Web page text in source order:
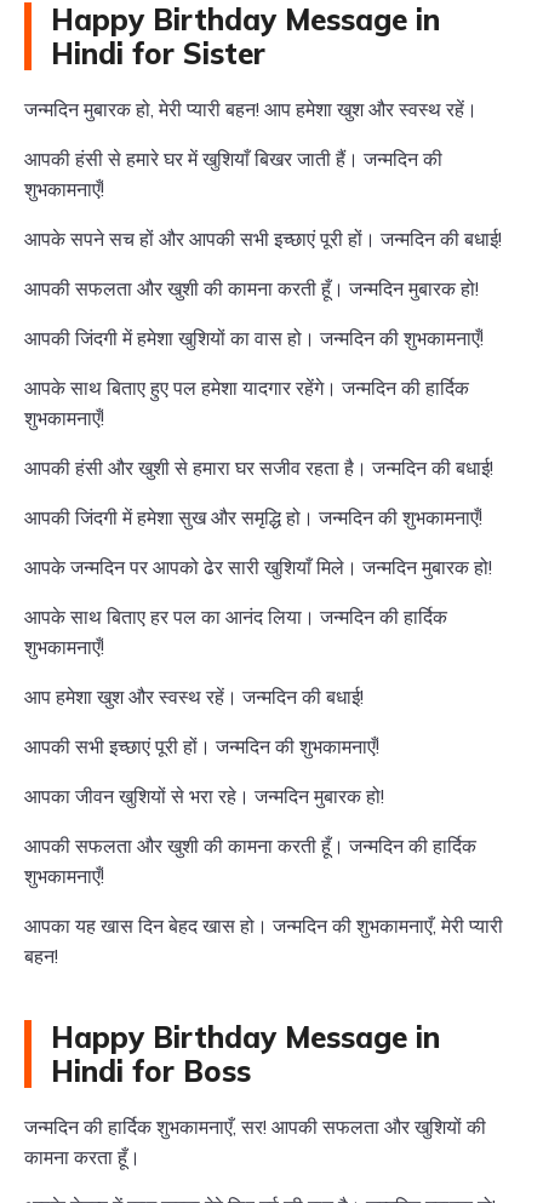
Happy Birthday Message in
Hindi for Sister
जन्मदिन मुबारक हो, मेरी प्यारी बहन! आप हमेशा खुश और स्वस्थ रहें।
आपकी हंसी से हमारे घर में खुशियाँ बिखर जाती हैं। जन्मदिन की
शुभकामनाएँ!
आपके सपने सच हों और आपकी सभी इच्छाएं पूरी हों। जन्मदिन की बधाई!
आपकी सफलता और खुशी की कामना करती हूँ। जन्मदिन मुबारक हो!
आपकी जिंदगी में हमेशा खुशियों का वास हो। जन्मदिन की शुभकामनाएँ!
आपके साथ बिताए हुए पल हमेशा यादगार रहेंगे। जन्मदिन की हार्दिक
शुभकामनाएँ!
आपकी हंसी और खुशी से हमारा घर सजीव रहता है। जन्मदिन की बधाई!
आपकी जिंदगी में हमेशा सुख और समृद्धि हो। जन्मदिन की शुभकामनाएँ!
आपके जन्मदिन पर आपको ढेर सारी खुशियाँ मिले। जन्मदिन मुबारक हो!
आपके साथ बिताए हर पल का आनंद लिया। जन्मदिन की हार्दिक
शुभकामनाएँ!
आप हमेशा खुश और स्वस्थ रहें। जन्मदिन की बधाई!
आपकी सभी इच्छाएं पूरी हों। जन्मदिन की शुभकामनाएँ!
आपका जीवन खुशियों से भरा रहे। जन्मदिन मुबारक हो!
आपकी सफलता और खुशी की कामना करती हूँ। जन्मदिन की हार्दिक
शुभकामनाएँ!
आपका यह खास दिन बेहद खास हो। जन्मदिन की शुभकामनाएँ, मेरी प्यारी
बहन!
Happy Birthday Message in
Hindi for Boss
जन्मदिन की हार्दिक शुभकामनाएँ, सर! आपकी सफलता और खुशियों की
कामना करता हूँ।